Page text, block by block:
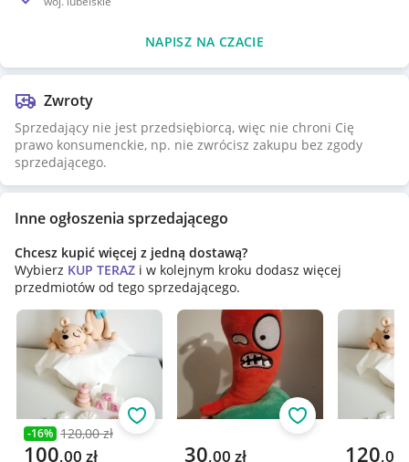
NAPISZ NA CZACIE
Zwroty
Sprzedający nie jest przedsiębiorcą, więc nie chroni Cię
prawo konsumenckie, np. nie zwrócisz zakupu bez zgody
sprzedającego.
Inne ogłoszenia sprzedającego
Chcesz kupić więcej z jedną dostawą?
Wybierz KUP TERAZ i w kolejnym kroku dodasz więcej
przedmiotów od tego sprzedającego.
Poprzednia cena
-16% 120,00 zł
Aktualna cena
100,00 zł
Obserwuj
Aktualna cena
30,00 zł
Obserwuj
Aktualna
120,00